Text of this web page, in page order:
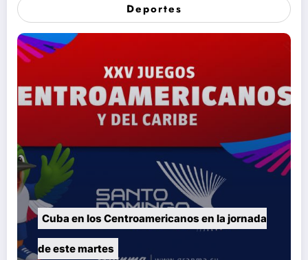
Deportes
Cuba en los Centroamericanos en la jornada
de este martes